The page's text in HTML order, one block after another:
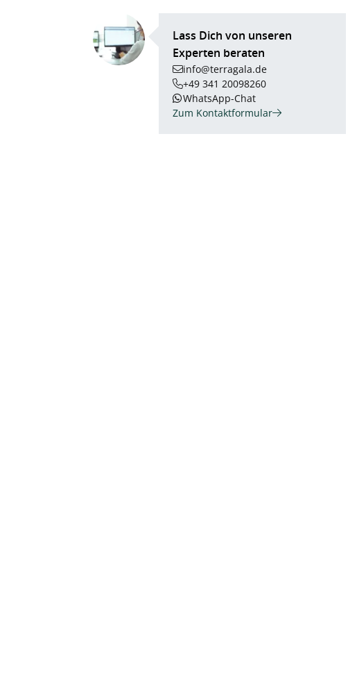
Lass Dich von unseren
Experten beraten
info@terragala.de
+49 341 20098260
WhatsApp-Chat
Zum Kontaktformular